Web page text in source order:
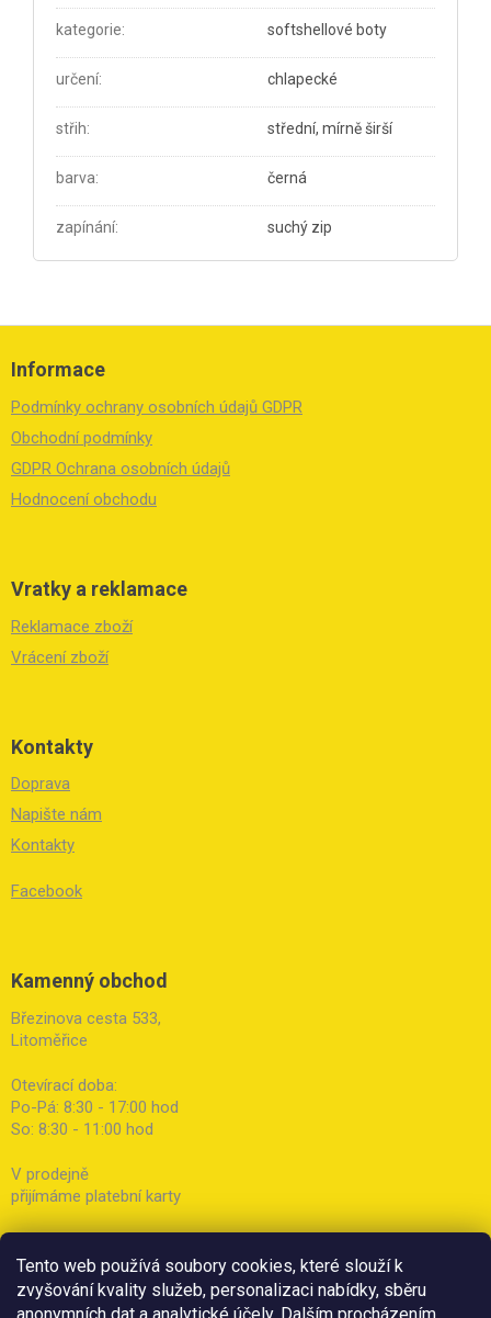
Tento web používá soubory cookies, které slouží k
zvyšování kvality služeb, personalizaci nabídky, sběru
kategorie: softshellové boty
určení: chlapecké
střih: střední, mírně širší
barva: černá
zapínání: suchý zip
Z
Informace
Podmínky ochrany osobních údajů GDPR
Obchodní podmínky
GDPR Ochrana osobních údajů
Hodnocení obchodu
Vratky a reklamace
Reklamace zboží
Vrácení zboží
Kontakty
Doprava
Napište nám
Kontakty
Facebook
Kamenný obchod
Březinova cesta 533,
Litoměřice
Otevírací doba:
Po-Pá: 8:30 - 17:00 hod
So: 8:30 - 11:00 hod
V prodejně
přijímáme platební karty